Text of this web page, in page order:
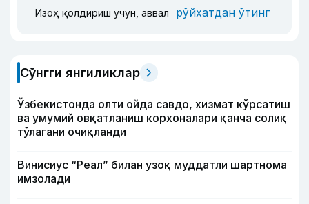
Изоҳ қолдириш учун, аввал рўйхатдан ўтинг
Сўнгги янгиликлар
Ўзбекистонда олти ойда савдо, хизмат кўрсатиш
ва умумий овқатланиш корхоналари қанча солиқ
тўлагани очиқланди
Винисиус “Реал” билан узоқ муддатли шартнома
имзолади